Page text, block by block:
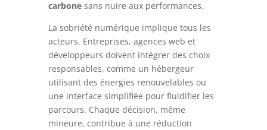
carbonesans nuire aux performances.
La sobriété numérique implique tous les
acteurs. Entreprises, agences web et
développeurs doivent intégrer des choix
responsables, comme un hébergeur
utilisant des énergies renouvelables ou
une interface simplifiée pour fluidifier les
parcours. Chaque décision, même
mineure, contribue à une réduction